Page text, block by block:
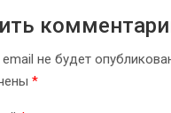
не будет
*